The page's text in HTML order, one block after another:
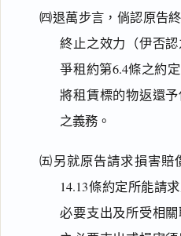
㈣退萬步言，倘認原告
終止之效力（伊否
爭租約第6.4條之約
將租賃標的物返還
之義務。
㈤另就原告請求損害賠
14.13條約定所能請
必要支出及所受相